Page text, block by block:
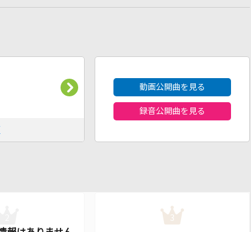
動画公開曲を見る
録音公開曲を見る
3